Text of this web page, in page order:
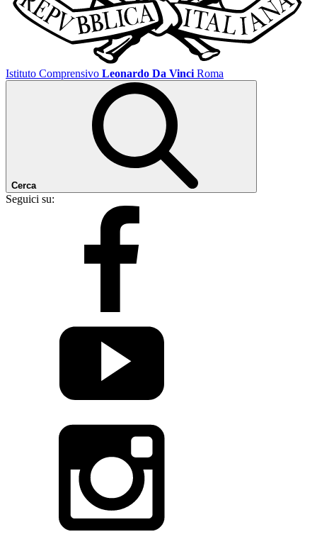
Istituto Comprensivo Leonardo Da Vinci Roma
Cerca
Seguici su: